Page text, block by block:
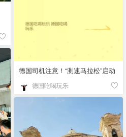
德国司机注意！“测速马拉松”启动
德国吃喝玩乐